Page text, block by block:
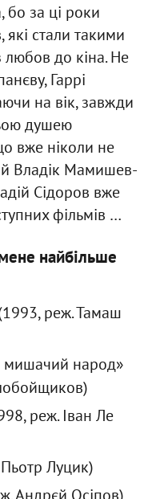
бо за ці роки
які стали такими
любов до кіна. Не
Гаррі
на вік, завжди
душею
вже ніколи не
Владік Мамишев-
Сідоров вже
фільмів …
найбільше
реж. Тамаш
мишачий народ»
реж. Іван Ле
Луцик)
Андрєй Осіпов)